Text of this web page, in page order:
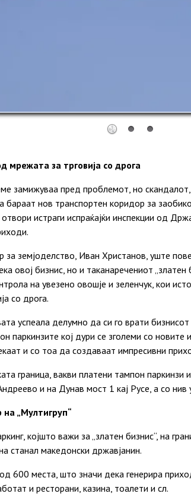
мрежата за трговија со дрога
замижуваа пред проблемот, но
бараат нов транспортен коридор за
истраги испраќајќи инспекции од
за земјоделство, Иван Христанов, уште
овој бизнис, но и таканаречениот
на увезено овошје и зеленчук, кои
со дрога.
успеала делумно да си го врати
паркинзите кој дури се зголеми со новите
и со тоа да создаваат импресивни
граница, вакви платени тампон паркинзи
и на Дунав мост 1 кај Русе, а со нив
на „Мултигруп“
којшто важи за „златен бизнис“, на
станал македонски државјанин.
600 места, што значи дека генерира
и ресторани, казина, тоалети и сл.